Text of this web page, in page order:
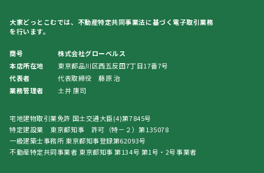
大家どっとこむでは、不動産特定共同事業法に基づく電子取引業務
を行います。
商号
株式会社グローベルス
本店所在地
東京都品川区西五反田7丁目17番7号
代表者
代表取締役 藤原 治
業務管理者
土井 康司
宅地建物取引業免許 国土交通大臣(4)第7845号
特定建設業 東京都知事 許可（特－２）第135078
一級建築士事務所 東京都知事登録第62093号
不動産特定共同事業者 東京都知事 第134号 第1号・2号事業者